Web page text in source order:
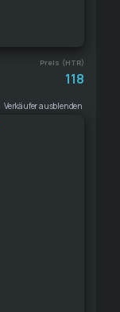
Preis (HTR)
118
Verkäufer ausblenden